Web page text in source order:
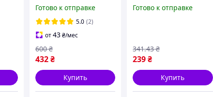
утяжки живота и талии
бесшовный shapewear
корсет с компрессией
Готово к отправке
5.0 (2)
от43₴/мес
432₴
600 ₴
Купить
Формирующий жилет /
Готово к отправке
239₴
341.43 ₴
Купить